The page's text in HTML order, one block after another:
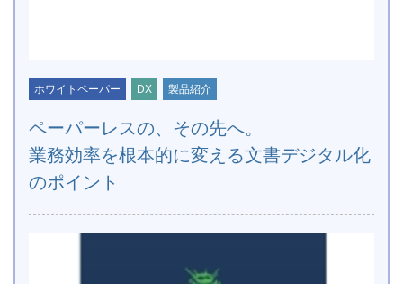
ホワイトペーパー DX 製品紹介
ペーパーレスの、その先へ。
業務効率を根本的に変える文書デジタル化
のポイント